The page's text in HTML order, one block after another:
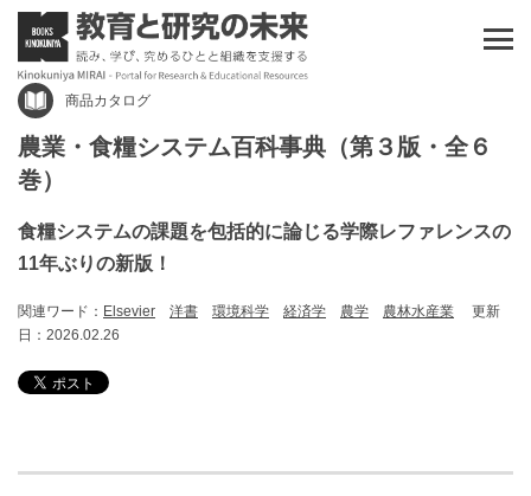
商品カタログ
農業・食糧システム百科事典（第３版・全６
巻）
食糧システムの課題を包括的に論じる学際レファレンスの
11年ぶりの新版！
関連ワード： Elsevier 洋書 環境科学 経済学 農学 農林水産業
更新
日：2026.02.26